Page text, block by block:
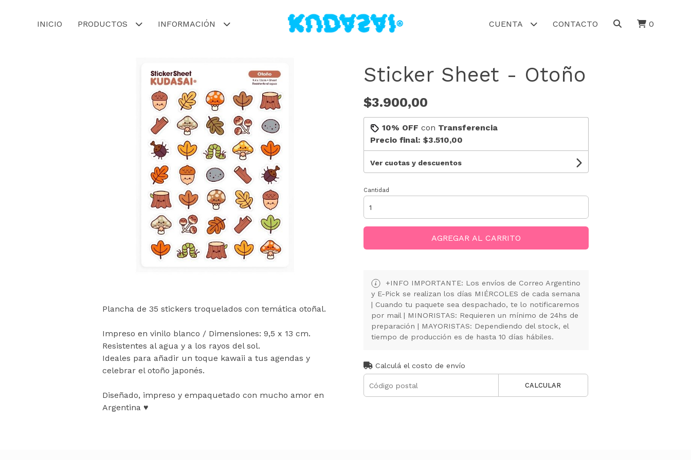
INICIO PRODUCTOS INFORMACIÓN CUENTA CONTACTO 0
Plancha de 35 stickers troquelados con temática otoñal.
Impreso en vinilo blanco / Dimensiones: 9,5 x 13 cm.
Resistentes al agua y a los rayos del sol.
Ideales para añadir un toque kawaii a tus agendas y
celebrar el otoño japonés.
Diseñado, impreso y empaquetado con mucho amor en
Argentina ♥
Sticker Sheet - Otoño
$3.900,00
10% OFF con Transferencia
Precio final: $3.510,00
Ver cuotas y descuentos
Cantidad
AGREGAR AL CARRITO
+INFO IMPORTANTE: Los envíos de Correo Argentino
y E-Pick se realizan los días MIÉRCOLES de cada semana
| Cuando tu paquete sea despachado, te lo notificaremos
por mail | MINORISTAS: Requieren un mínimo de 24hs de
preparación | MAYORISTAS: Dependiendo del stock, el
tiempo de producción es de hasta 10 días hábiles.
Calculá el costo de envío
CALCULAR